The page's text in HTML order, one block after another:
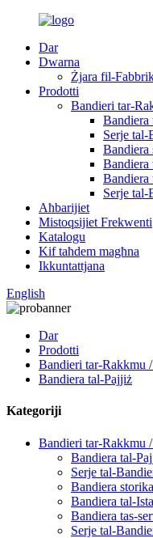
Dar
Dwarna
Żjara fil-
Prodotti
Bandieri tar-
Bandiera
Serje tal-
Bandiera
Bandiera
Bandiera
Serje
Aħbarijiet
Mistoqsijiet Frekwenti
Katalogu
Kif taħdem magħna
Ikkuntattjana
English
Dar
Prodotti
Bandieri tar-Rakkmu
Bandiera tal-Pajjiż
Kategoriji
Bandieri tar-Rakkmu
Bandiera tal-
Serje tal-
Bandiera storika
Bandiera tal-
Bandiera tas-
Serje tal-